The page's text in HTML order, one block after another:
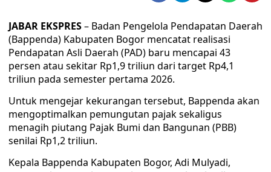
JABAR EKSPRES– Badan Pengelola Pendapatan Daerah
(Bappenda) Kabupaten Bogor mencatat realisasi
Pendapatan Asli Daerah (PAD) baru mencapai 43
persen atau sekitar Rp1,9 triliun dari target Rp4,1
triliun pada semester pertama 2026.
Untuk mengejar kekurangan tersebut, Bappenda akan
mengoptimalkan pemungutan pajak sekaligus
menagih piutang Pajak Bumi dan Bangunan (PBB)
senilai Rp1,2 triliun.
Kepala Bappenda Kabupaten Bogor, Adi Mulyadi,